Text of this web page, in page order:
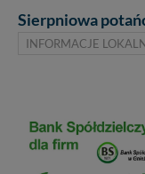
Sierpniowa
INFORMACJE